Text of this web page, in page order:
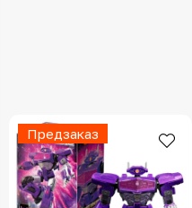
Предзаказ